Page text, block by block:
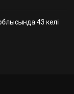
43 келі